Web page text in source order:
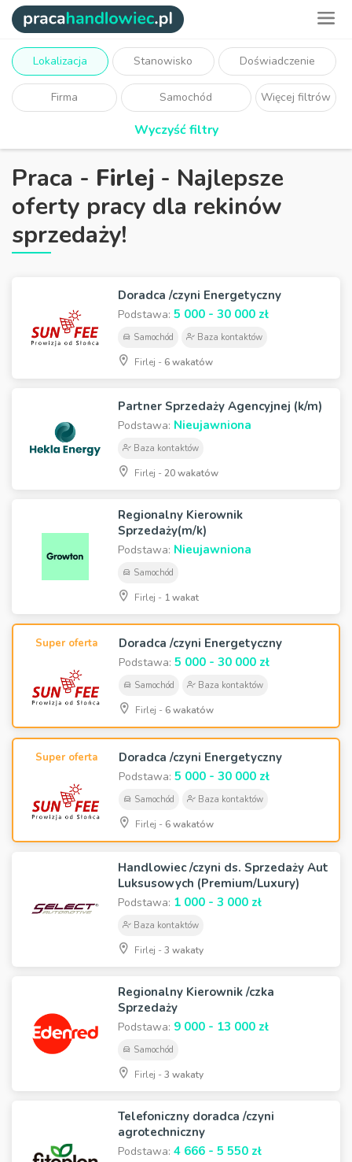
Lokalizacja Stanowisko Doświadczenie
Firma Samochód Więcej filtrów
Wyczyść filtry
Praca - Firlej - Najlepsze
oferty pracy dla rekinów
sprzedaży!
Doradca /czyni Energetyczny
Podstawa: 5 000 - 30 000 zł
Samochód Baza kontaktów
Firlej - 6 wakatów
Partner Sprzedaży Agencyjnej (k/m)
Podstawa: Nieujawniona
Baza kontaktów
Firlej -20 wakatów
Regionalny Kierownik
Sprzedaży(m/k)
Podstawa: Nieujawniona
Samochód
Firlej - 1 wakat
Super oferta Doradca /czyni Energetyczny
Podstawa: 5 000 - 30 000 zł
Samochód Baza kontaktów
Firlej - 6 wakatów
Super oferta Doradca /czyni Energetyczny
Podstawa: 5 000 - 30 000 zł
Samochód Baza kontaktów
Firlej - 6 wakatów
Handlowiec /czyni ds. Sprzedaży Aut
Luksusowych (Premium/Luxury)
Podstawa: 1 000 - 3 000 zł
Baza kontaktów
Firlej -3 wakaty
Regionalny Kierownik /czka
Sprzedaży
Podstawa: 9 000 - 13 000 zł
Samochód
Firlej -3 wakaty
Telefoniczny doradca /czyni
agrotechniczny
Podstawa: 4 666 - 5 550 zł